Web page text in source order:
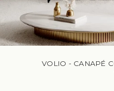
VOLIO - CANAPÉ